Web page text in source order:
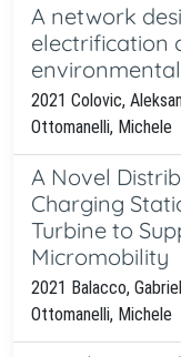
A network
electrification
2021 Colovic,
Ottomanelli, Michele
A Novel
Charging
Turbine to
Micromobility
2021 Balacco,
Ottomanelli, Michele